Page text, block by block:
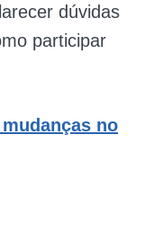
dúvidas
participar
no